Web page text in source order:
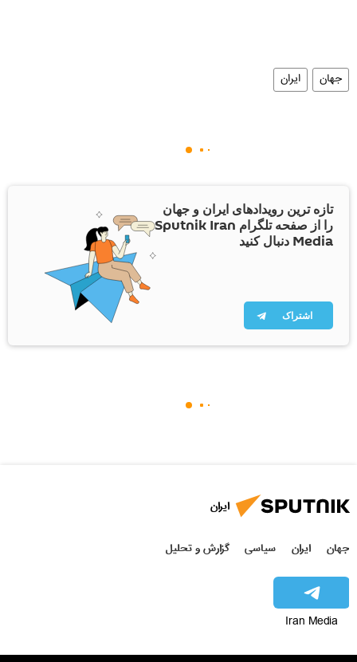
جهان ایران
تازه ترین رویدادهای ایران و جهان
را از صفحه تلگرام Sputnik Iran
Media دنبال کنید
اشتراک
ایران
جهان ایران سیاسی گزارش و تحلیل
Iran Media